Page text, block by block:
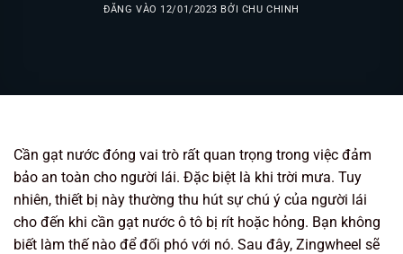
ĐĂNG VÀO 12/01/2023 BỞI CHU CHINH
Cần gạt nước đóng vai trò rất quan trọng trong việc đảm
bảo an toàn cho người lái. Đặc biệt là khi trời mưa. Tuy
nhiên, thiết bị này thường thu hút sự chú ý của người lái
cho đến khi cần gạt nước ô tô bị rít hoặc hỏng. Bạn không
biết làm thế nào để đối phó với nó. Sau đây, Zingwheel sẽ